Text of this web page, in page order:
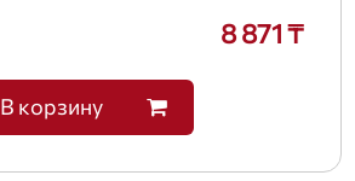
8 871 ₸
В корзину